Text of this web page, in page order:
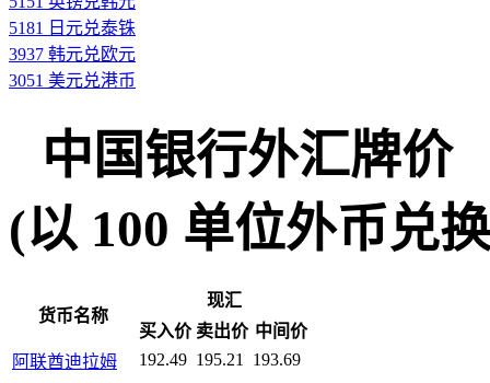
5181 日元兑泰铢
3937 韩元兑欧元
3051 美元兑港币
中国银行外汇牌价
(以 100 单位外币兑
货币名称
现汇
买入价 卖出价 中间价
阿联酋迪拉姆
192.49 195.21
193.69